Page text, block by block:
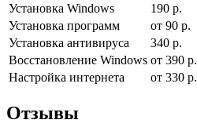
Установка Windows
190 р.
Установка программ
от 90 р.
Установка антивируса
340 р.
Восстановление Windows от 390 р.
Настройка интернета
от 330 р.
Отзывы